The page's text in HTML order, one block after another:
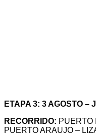
ETAPA 3: 3 AGOSTO –
RECORRIDO: PUERTO
PUERTO ARAUJO –